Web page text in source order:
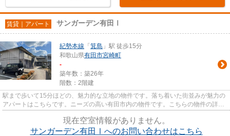
賃貸｜アパート サンガーデン有田Ⅰ
紀勢本線 「 箕島 」駅 徒歩15分
和歌山県有田市宮崎町
-
築年数：築26年
階数：2階建
駅まで歩いて15分ほどの、魅力的な立地の物件です。落ち着いた街並みが魅力の
アパートはこちらです。ニーズの高い有田市内の物件です。こちらの物件の詳細
現在空室情報がありません。
サンガーデン有田Ⅰへのお問い合わせはこちら